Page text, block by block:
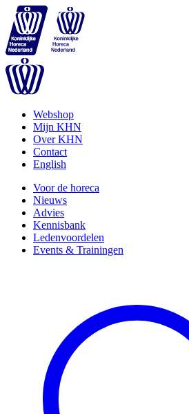
Webshop
Mijn KHN
Over KHN
Contact
English
Voor de horeca
Nieuws
Advies
Kennisbank
Ledenvoordelen
Events & Trainingen